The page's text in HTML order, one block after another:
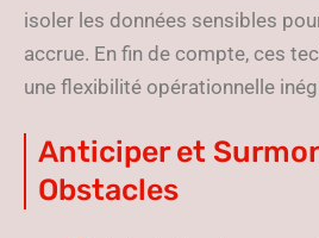
isoler les données sensibles
accrue. En fin de compte, ces
une flexibilité opérationnelle
Anticiper et
Obstacles